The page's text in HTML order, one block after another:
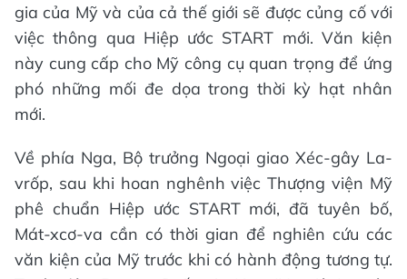
gia của Mỹ và của cả thế giới sẽ được củng cố với
việc thông qua Hiệp ước START mới. Văn kiện
này cung cấp cho Mỹ công cụ quan trọng để ứng
phó những mối đe dọa trong thời kỳ hạt nhân
mới.
Về phía Nga, Bộ trưởng Ngoại giao Xéc-gây La-
vrốp, sau khi hoan nghênh việc Thượng viện Mỹ
phê chuẩn Hiệp ước START mới, đã tuyên bố,
Mát-xcơ-va cần có thời gian để nghiên cứu các
văn kiện của Mỹ trước khi có hành động tương tự.